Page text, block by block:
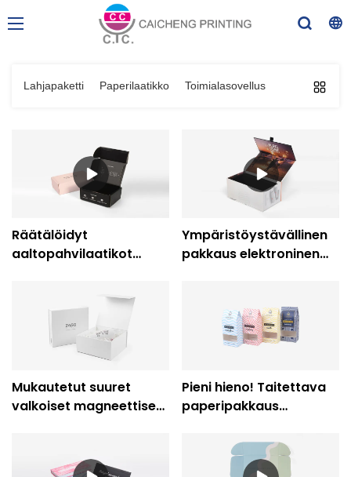
Lahjapaketti Paperilaatikko Toimialasovellus
Räätälöidyt
aaltopahvilaatikot
Ympäristöystävällinen
pakkaus elektroninen
tulostus
Mukautetut suuret
valkoiset magneettiset
Pieni hieno! Taitettava
paperipakkaus